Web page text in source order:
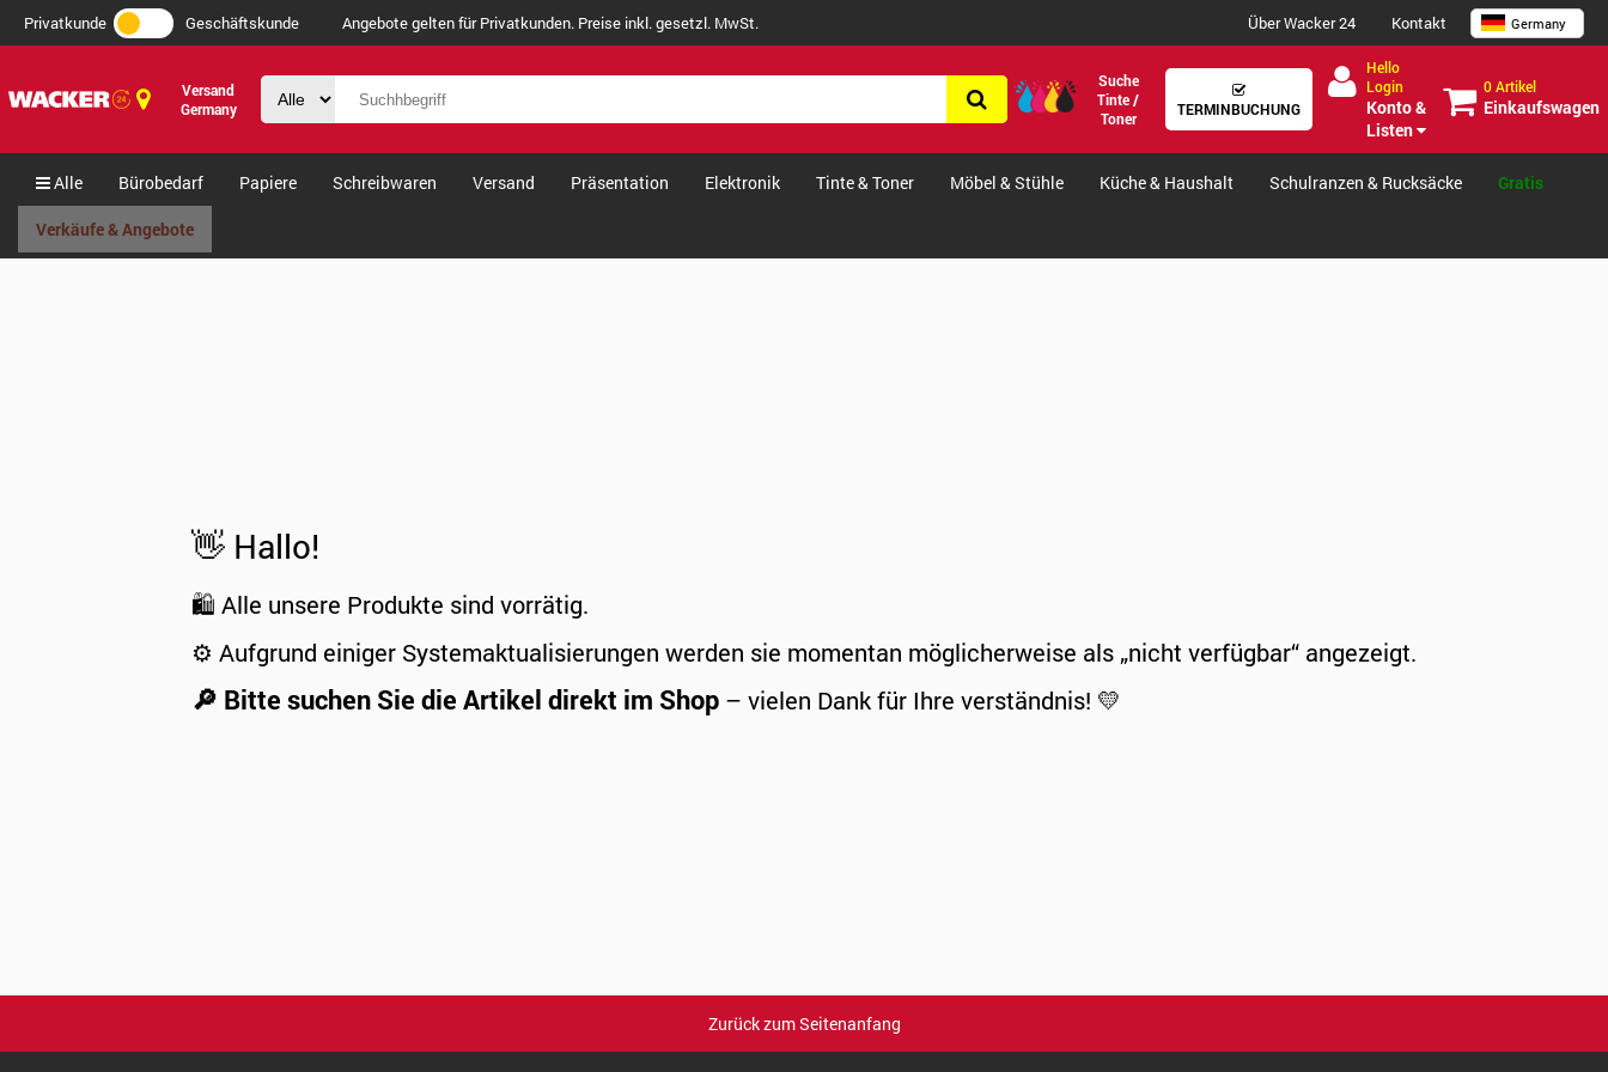
Privatkunde Geschäftskunde Angebote gelten für Privatkunden. Preise inkl. gesetzl. MwSt. Über Wacker 24 Kontakt Germany
Versand
Germany
Suche
Tinte /
Toner
TERMINBUCHUNG
Hello
Login
Konto &
Listen
0 Artikel
Einkaufswagen
Alle Bürobedarf Papiere Schreibwaren Versand Präsentation Elektronik Tinte & Toner Möbel & Stühle Küche & Haushalt Schulranzen & Rucksäcke Gratis
Verkäufe & Angebote
👋 Hallo!
🛍️ Alle unsere Produkte sind vorrätig.
⚙️ Aufgrund einiger Systemaktualisierungen werden sie momentan möglicherweise als „nicht verfügbar“ angezeigt.
🔎 Bitte suchen Sie die Artikel direkt im Shop – vielen Dank für Ihre verständnis! 💛
Zurück zum Seitenanfang